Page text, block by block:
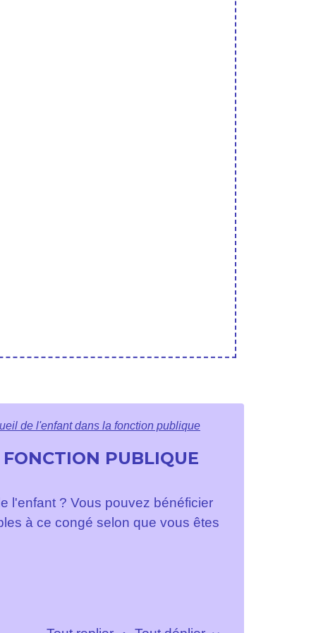
de l'enfant dans la fonction publique
PUBLIQUE
l'enfant ? Vous pouvez bénéficier
à ce congé selon que vous êtes